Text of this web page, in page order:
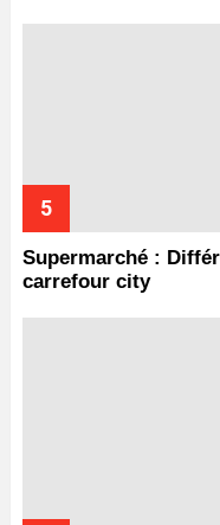
Supermarché :
carrefour city